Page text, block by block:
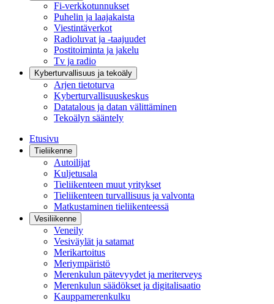
Fi-verkkotunnukset
Puhelin ja laajakaista
Viestintäverkot
Radioluvat ja -taajuudet
Postitoiminta ja jakelu
Tv ja radio
Kyberturvallisuus ja tekoäly
Arjen tietoturva
Kyberturvallisuuskeskus
Datatalous ja datan välittäminen
Tekoälyn sääntely
Etusivu
Tieliikenne
Autoilijat
Kuljetusala
Tieliikenteen muut yritykset
Tieliikenteen turvallisuus ja valvonta
Matkustaminen tieliikenteessä
Vesiliikenne
Veneily
Vesiväylät ja satamat
Merikartoitus
Meriympäristö
Merenkulun pätevyydet ja meriterveys
Merenkulun säädökset ja digitalisaatio
Kauppamerenkulku